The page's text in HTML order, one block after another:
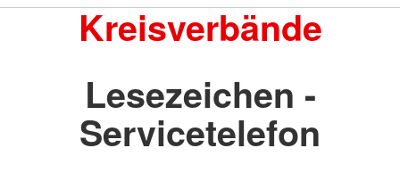
Kreisverbände
Lesezeichen -
Servicetelefon